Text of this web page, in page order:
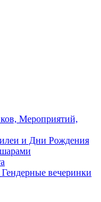
Мероприятий,
и Дни Рождения
вечеринки